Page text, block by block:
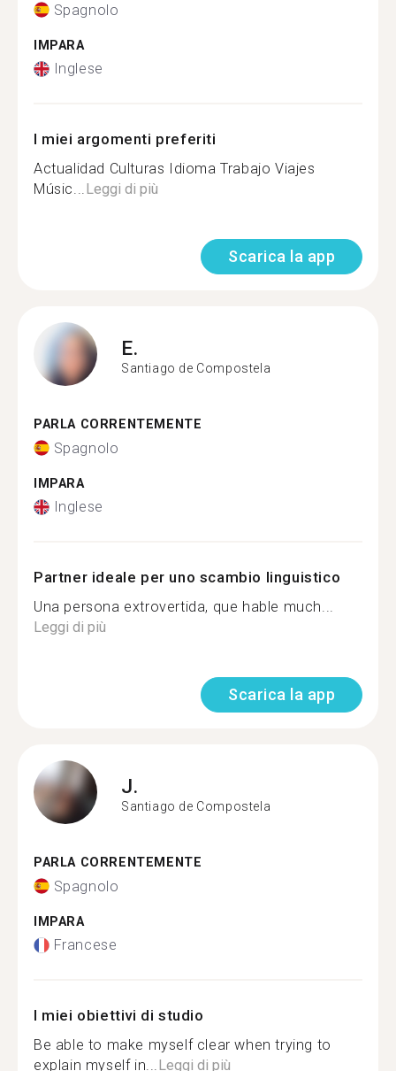
Spagnolo
IMPARA
Inglese
I miei argomenti preferiti
Actualidad Culturas Idioma Trabajo Viajes
Músic...Leggi di più
Scarica la app
E.
Santiago de Compostela
PARLA CORRENTEMENTE
Spagnolo
IMPARA
Inglese
Partner ideale per uno scambio linguistico
Una persona extrovertida, que hable much...
Leggi di più
Scarica la app
J.
Santiago de Compostela
PARLA CORRENTEMENTE
Spagnolo
IMPARA
Francese
I miei obiettivi di studio
Be able to make myself clear when trying to
explain myself in...Leggi di più